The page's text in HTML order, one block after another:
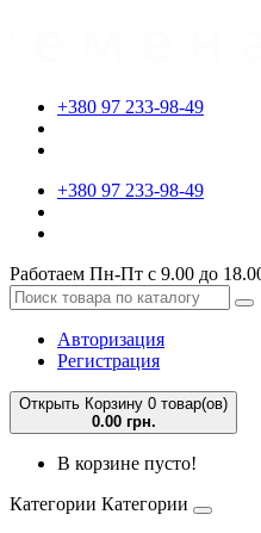
+380 97 233-98-49
+380 97 233-98-49
Работаем Пн-Пт с 9.00 до
Авторизация
Регистрация
Открыть Корзину 0 товар(ов)
0.00 грн.
В корзине пусто!
Категории Категории